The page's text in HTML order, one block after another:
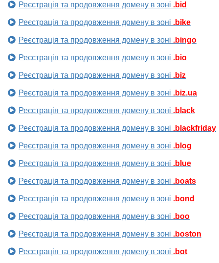
Реєстрація та продовження домену в зоні .bid
Реєстрація та продовження домену в зоні .bike
Реєстрація та продовження домену в зоні .bingo
Реєстрація та продовження домену в зоні .bio
Реєстрація та продовження домену в зоні .biz
Реєстрація та продовження домену в зоні .biz.ua
Реєстрація та продовження домену в зоні .black
Реєстрація та продовження домену в зоні .blackfriday
Реєстрація та продовження домену в зоні .blog
Реєстрація та продовження домену в зоні .blue
Реєстрація та продовження домену в зоні .boats
Реєстрація та продовження домену в зоні .bond
Реєстрація та продовження домену в зоні .boo
Реєстрація та продовження домену в зоні .boston
Реєстрація та продовження домену в зоні .bot